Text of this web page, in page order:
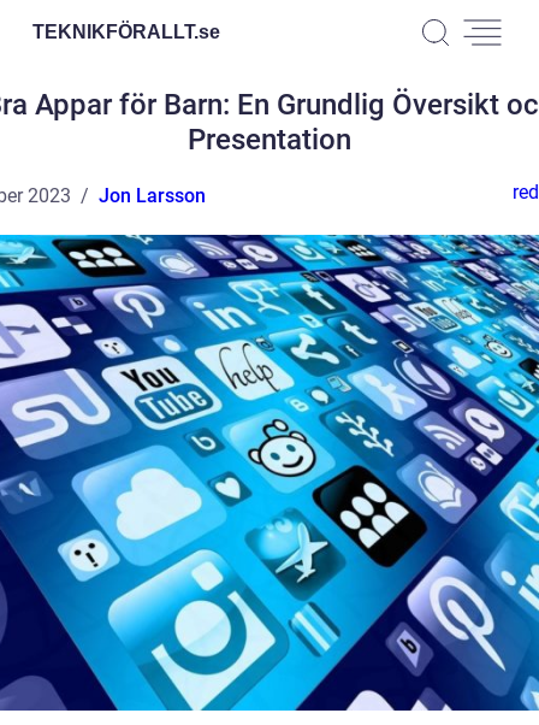
TEKNIKFÖRALLT.se
Appar för Barn: En Grundlig Översikt
Presentation
2023 Jon Larsson